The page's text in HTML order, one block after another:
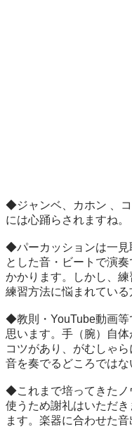
◆ジャンベ、カホン 、
には心踊らされますね。
◆パーカッションは一見
とした音・ビートで演
かかります。しかし、
練習方法に悩まれている
◆教則・YouTube動画等
思います。手（腕）自
コツがあり、がむしゃ
音を奏でるどころではな
◆これまで培ってきたノ
使うため謝礼はいただ
ます。楽器に合わせた